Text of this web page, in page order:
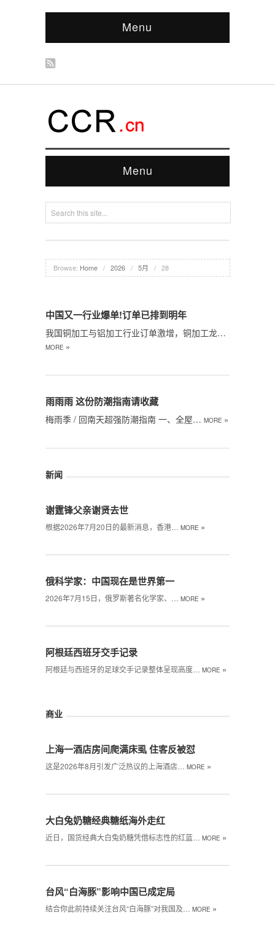
Menu
Menu
Browse: Home / 2026 / 5月 / 28
中国又一行业爆单!订单已排到明年
我国铜加工与铝加工行业订单激增，铜加工龙…
MORE »
雨雨雨 这份防潮指南请收藏
梅雨季 / 回南天超强防潮指南 一、全屋… MORE »
新闻
谢霆锋父亲谢贤去世
根据2026年7月20日的最新消息，香港… MORE »
俄科学家：中国现在是世界第一
2026年7月15日，俄罗斯著名化学家、… MORE »
阿根廷西班牙交手记录
阿根廷与西班牙的足球交手记录整体呈现高度… MORE »
商业
上海一酒店房间爬满床虱 住客反被怼
这是2026年8月引发广泛热议的上海酒店… MORE »
大白兔奶糖经典糖纸海外走红
近日，国货经典大白兔奶糖凭借标志性的红蓝… MORE »
台风“白海豚”影响中国已成定局
结合你此前持续关注台风“白海豚”对我国及… MORE »